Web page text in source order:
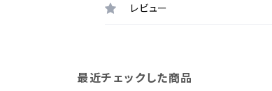
レビュー
最近チェックした商品